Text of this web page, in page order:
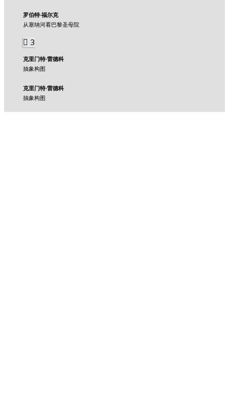
罗伯特·福尔克
从塞纳河看巴黎圣母院
3
克里门特·雷德科
抽象构图
克里门特·雷德科
抽象构图